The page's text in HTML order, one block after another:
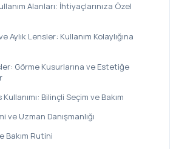
Alanları: İhtiyaçlarınıza Özel
Aylık Lensler: Kullanım Kolaylığına
Görme Kusurlarına ve Estetiğe
Kullanımı: Bilinçli Seçim ve Bakım
ve Uzman Danışmanlığı
Bakım Rutini